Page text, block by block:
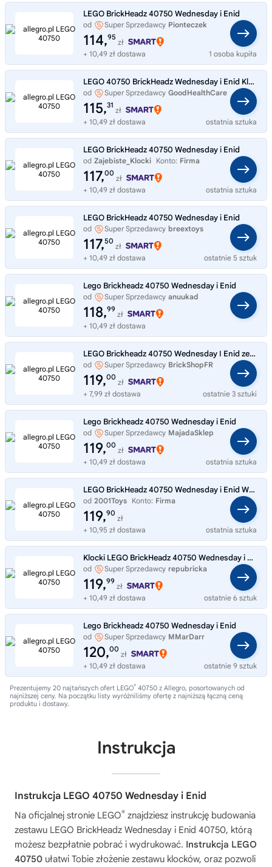
LEGO BrickHeadz 40750 Wednesday i Enid
od Super Sprzedawcy Pionteczek
114,95
zł
+ 10,49 zł dostawa
1 osoba kupiła
LEGO 40750 BrickHeadz Wednesday i Enid Klocki na prezent Oryginalne Nowe
od Super Sprzedawcy GoodHealthCare
115,31
zł
+ 10,49 zł dostawa
ostatnia sztuka
LEGO BrickHeadz 40750 Wednesday i Enid
od Zajebiste_Klocki Konto: Firma
117,00
zł
+ 10,49 zł dostawa
ostatnia sztuka
LEGO BrickHeadz 40750 Wednesday i Enid
od Super Sprzedawcy breextoys
117,50
zł
+ 10,49 zł dostawa
ostatnie 5 sztuk
Lego Brickheadz 40750 Wednesday i Enid
od Super Sprzedawcy anuukad
118,99
zł
+ 10,49 zł dostawa
LEGO Brickheadz 40750 Wednesday I Enid zestaw ekskluzywny Netflix
od Super Sprzedawcy BrickShopFR
119,00
zł
+ 7,99 zł dostawa
ostatnie 3 sztuki
Lego Brickheadz 40750 Wednesday i Enid
od Super Sprzedawcy MajadaSklep
119,00
zł
+ 10,49 zł dostawa
ostatnia sztuka
LEGO BrickHeadz 40750 Wednesday i Enid WEDNESDAY Rodzina Addamsów NOWE
od 2001Toys Konto: Firma
119,90
zł
+ 10,95 zł dostawa
ostatnia sztuka
Klocki LEGO BrickHeadz 40750 Wednesday i Enid Rodzina Addamsów
od Super Sprzedawcy repubricka
119,99
zł
+ 10,49 zł dostawa
ostatnie 6 sztuk
Lego Brickheadz 40750 Wednesday i Enid
od Super Sprzedawcy MMarDarr
120,00
zł
+ 10,49 zł dostawa
ostatnie 9 sztuk
Prezentujemy 20 najtańszych ofert LEGO® 40750 z Allegro, posortowanych od
najniższej ceny. Na początku listy wyróżniliśmy ofertę z najniższą łączną ceną
produktu i dostawy.
Instrukcja
Instrukcja LEGO 40750 Wednesday i Enid
Na oficjalnej stronie LEGO® znajdziesz instrukcję budowania
zestawu LEGO BrickHeadz Wednesday i Enid 40750, którą
możesz bezpłatnie pobrać i wydrukować. Instrukcja LEGO
40750 ułatwi Tobie złożenie zestawu klocków, oraz pozwoli